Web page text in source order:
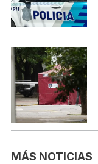
MÁS NOTICIAS